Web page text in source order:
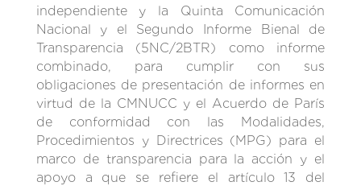
independiente y la Quinta Comunicación
Nacional y el Segundo Informe Bienal de
Transparencia (5NC/2BTR) como informe
combinado, para cumplir con sus
obligaciones de presentación de informes en
virtud de la CMNUCC y el Acuerdo de París
de conformidad con las Modalidades,
Procedimientos y Directrices (MPG) para el
marco de transparencia para la acción y el
apoyo a que se refiere el artículo 13 del